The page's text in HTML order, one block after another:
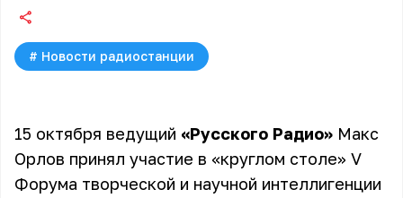
# Новости радиостанции
15 октября ведущий «Русского Радио» Макс
Орлов принял участие в «круглом столе» V
Форума творческой и научной интеллигенции